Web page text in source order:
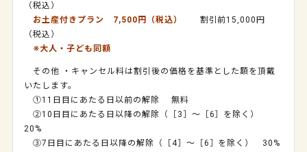
（税込）
お土産付きプラン
7,500円（税込）
割引前15,000円
（税込）
※大人・子ども同額
その他 ・キャンセル料は割引後の価格を基準とした額を頂戴
いたします。
①11日目にあたる日以前の解除 無料
②10日目にあたる日以降の解除（［3］〜［6］を除く）
20%
③7日目にあたる日以降の解除（［4］〜［6］を除く） 30%